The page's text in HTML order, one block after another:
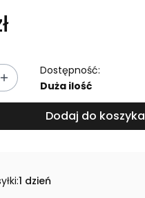
Dostępność:
Duża ilość
Dodaj do koszyka
1 dzień